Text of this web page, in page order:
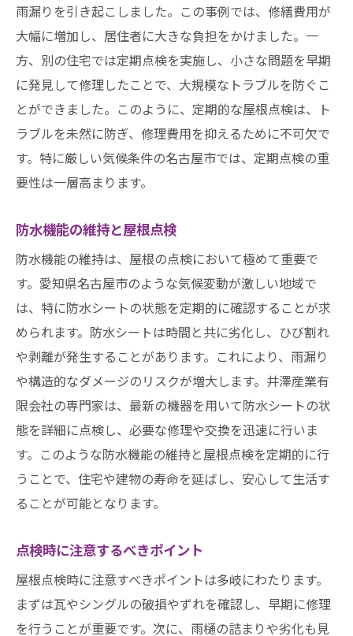
雨漏りを引き起こしました。この事例では、修繕費用が
大幅に増加し、居住者に大きな負担をかけました。一
方、別の住宅では定期点検を実施し、小さな問題を早期
に発見して修理したことで、大規模なトラブルを防ぐこ
とができました。このように、定期的な屋根点検は、ト
ラブルを未然に防ぎ、修理費用を抑えるために不可欠で
す。特に厳しい気候条件の名古屋市では、定期点検の重
要性は一層高まります。
防水機能の維持と屋根点検
防水機能の維持は、屋根の点検において極めて重要で
す。愛知県名古屋市のような気候変動が激しい地域で
は、特に防水シートの状態を定期的に確認することが求
められます。防水シートは時間と共に劣化し、ひび割れ
や剥離が発生することがあります。これにより、雨漏り
や構造的なダメージのリスクが増大します。井澤産業有
限会社の専門家は、最新の機器を用いて防水シートの状
態を詳細に点検し、必要な修理や交換を迅速に行いま
す。このような防水機能の維持と屋根点検を定期的に行
うことで、住宅や建物の寿命を延ばし、安心して生活す
ることが可能となります。
点検時に注意するべきポイント
屋根点検時に注意すべきポイントは多岐にわたります。
まずは瓦やシングルの破損やずれを確認し、早期に修理
を行うことが重要です。次に、雨樋の詰まりや劣化も見